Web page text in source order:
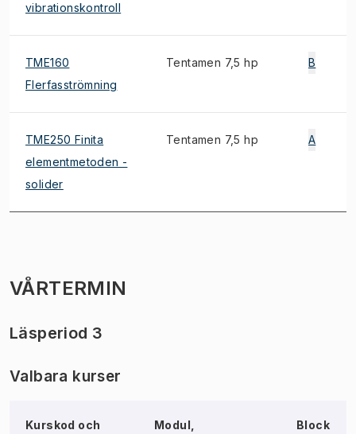
vibrationskontroll
TME160
Flerfasströmning
Tentamen 7,5 hp B
TME250 Finita
elementmetoden -
solider
Tentamen 7,5 hp A
VÅRTERMIN
Läsperiod 3
Valbara kurser
Kurskod och
Modul,
Block